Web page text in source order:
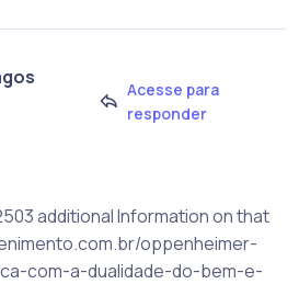
Acesse para
responder
additional Information on that
oppenheimer-
com-a-dualidade-do-bem-e-